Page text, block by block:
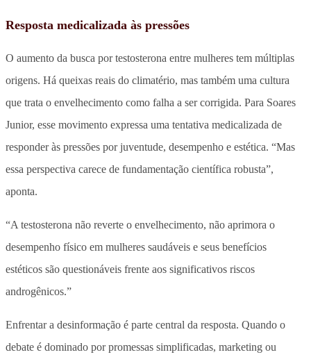
Resposta medicalizada às pressões
O aumento da busca por testosterona entre mulheres tem múltiplas
origens. Há queixas reais do climatério, mas também uma cultura
que trata o envelhecimento como falha a ser corrigida. Para Soares
Junior, esse movimento expressa uma tentativa medicalizada de
responder às pressões por juventude, desempenho e estética. “Mas
essa perspectiva carece de fundamentação científica robusta”,
aponta.
“A testosterona não reverte o envelhecimento, não aprimora o
desempenho físico em mulheres saudáveis e seus benefícios
estéticos são questionáveis frente aos significativos riscos
androgênicos.”
Enfrentar a desinformação é parte central da resposta. Quando o
debate é dominado por promessas simplificadas, marketing ou